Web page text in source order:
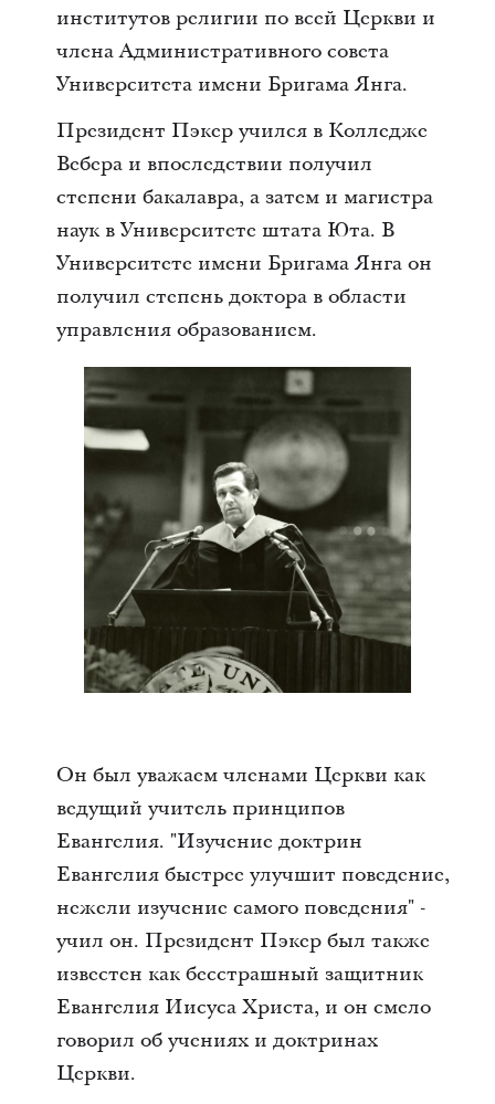
институтов религии по всей Церкви и
члена Административного совета
Университета имени Бригама Янга.
Президент Пэкер учился в Колледже
Вебера и впоследствии получил
степени бакалавра, а затем и магистра
наук в Университете штата Юта. В
Университете имени Бригама Янга он
получил степень доктора в области
управления образованием.
Он был уважаем членами Церкви как
ведущий учитель принципов
Евангелия. "Изучение доктрин
Евангелия быстрее улучшит поведение,
нежели изучение самого поведения" -
учил он. Президент Пэкер был также
известен как бесстрашный защитник
Евангелия Иисуса Христа, и он смело
говорил об учениях и доктринах
Церкви.